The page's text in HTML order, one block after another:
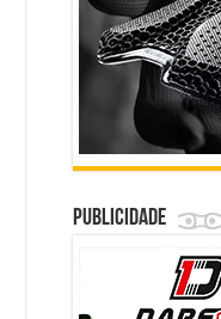
Publicidade